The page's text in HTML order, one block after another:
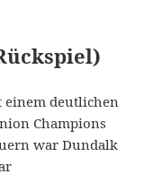
einem deutlichen
Champions
war Dundalk